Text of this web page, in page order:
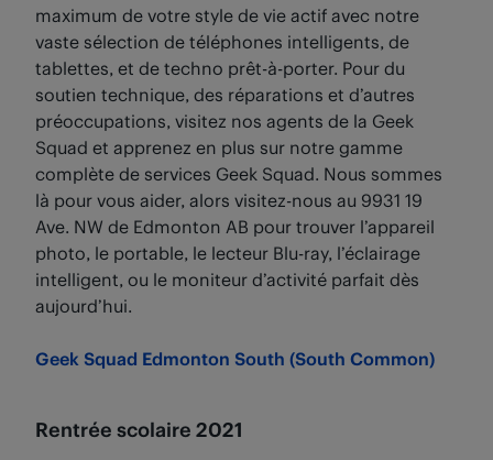
maximum de votre style de vie actif avec notre
vaste sélection de téléphones intelligents, de
tablettes, et de techno prêt-à-porter. Pour du
soutien technique, des réparations et d’autres
préoccupations, visitez nos agents de la Geek
Squad et apprenez en plus sur notre gamme
complète de services Geek Squad. Nous sommes
là pour vous aider, alors visitez-nous au 9931 19
Ave. NW de Edmonton AB pour trouver l’appareil
photo, le portable, le lecteur Blu-ray, l’éclairage
intelligent, ou le moniteur d’activité parfait dès
aujourd’hui.
Geek Squad Edmonton South (South Common)
Rentrée scolaire 2021